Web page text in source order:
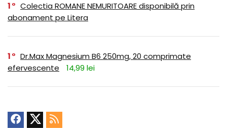
1
Colectia ROMANE NEMURITOARE disponibilă prin
abonament pe Litera
1
Dr.Max Magnesium B6 250mg, 20 comprimate
efervescente
14,99 lei